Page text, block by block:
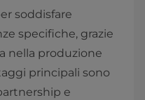
soddisfare
specifiche, grazie
nella produzione
principali sono
e